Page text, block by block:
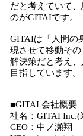
だと考えていて
のがGITAIです。
GITAIは「人間の
現させて移動そ
解決策だと考え
目指しています。
■GITAI 会社概要
社名：GITAI Inc.(
CEO：中ノ瀬翔